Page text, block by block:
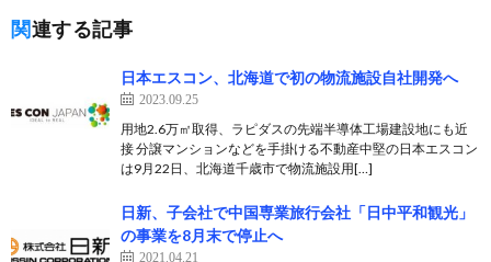
関連する記事
日本エスコン、北海道で初の物流施設自社開発へ
2023.09.25
用地2.6万㎡取得、ラピダスの先端半導体工場建設地にも近
接 分譲マンションなどを手掛ける不動産中堅の日本エスコン
は9月22日、北海道千歳市で物流施設用[…]
日新、子会社で中国専業旅行会社「日中平和観光」
の事業を8月末で停止へ
2021.04.21